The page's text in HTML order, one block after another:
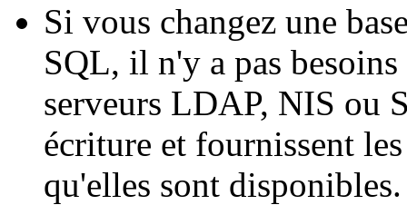
Si vous changez une
SQL, il n'y a pas
serveurs LDAP, NIS ou
écriture et fournissent
qu'elles sont disponibles.